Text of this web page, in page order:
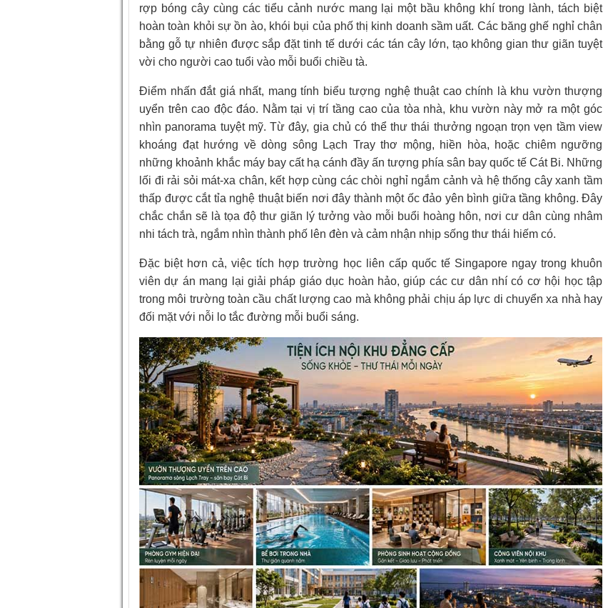
rợp bóng cây cùng các tiểu cảnh nước mang lại một bầu không khí trong lành, tách biệt
hoàn toàn khỏi sự ồn ào, khói bụi của phố thị kinh doanh sầm uất. Các băng ghế nghỉ chân
bằng gỗ tự nhiên được sắp đặt tinh tế dưới các tán cây lớn, tạo không gian thư giãn tuyệt
vời cho người cao tuổi vào mỗi buổi chiều tà.
Điểm nhấn đắt giá nhất, mang tính biểu tượng nghệ thuật cao chính là khu vườn thượng
uyển trên cao độc đáo. Nằm tại vị trí tầng cao của tòa nhà, khu vườn này mở ra một góc
nhìn panorama tuyệt mỹ. Từ đây, gia chủ có thể thư thái thưởng ngoạn trọn vẹn tầm view
khoáng đạt hướng về dòng sông Lạch Tray thơ mộng, hiền hòa, hoặc chiêm ngưỡng
những khoảnh khắc máy bay cất hạ cánh đầy ấn tượng phía sân bay quốc tế Cát Bi. Những
lối đi rải sỏi mát-xa chân, kết hợp cùng các chòi nghỉ ngắm cảnh và hệ thống cây xanh tầm
thấp được cắt tỉa nghệ thuật biến nơi đây thành một ốc đảo yên bình giữa tầng không. Đây
chắc chắn sẽ là tọa độ thư giãn lý tưởng vào mỗi buổi hoàng hôn, nơi cư dân cùng nhâm
nhi tách trà, ngắm nhìn thành phố lên đèn và cảm nhận nhịp sống thư thái hiếm có.
Đặc biệt hơn cả, việc tích hợp trường học liên cấp quốc tế Singapore ngay trong khuôn
viên dự án mang lại giải pháp giáo dục hoàn hảo, giúp các cư dân nhí có cơ hội học tập
trong môi trường toàn cầu chất lượng cao mà không phải chịu áp lực di chuyển xa nhà hay
đối mặt với nỗi lo tắc đường mỗi buổi sáng.